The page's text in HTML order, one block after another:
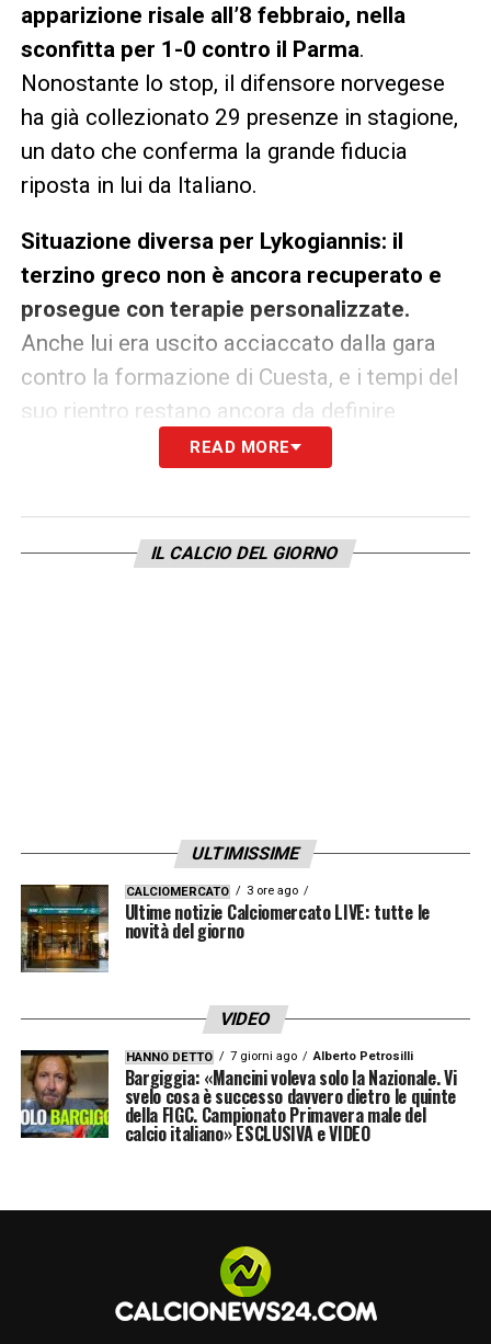
apparizione risale all’8 febbraio, nella
sconfitta per 1-0 contro il Parma.
Nonostante lo stop, il difensore norvegese
ha già collezionato 29 presenze in stagione,
un dato che conferma la grande fiducia
riposta in lui da Italiano.
Situazione diversa per Lykogiannis: il
terzino greco non è ancora recuperato e
prosegue con terapie personalizzate.
Anche lui era uscito acciaccato dalla gara
contro la formazione di Cuesta, e i tempi del
suo rientro restano ancora da definire
READ MORE
IL CALCIO DEL GIORNO
ULTIMISSIME
CALCIOMERCATO 3 ore ago
Ultime notizie Calciomercato LIVE: tutte le
novità del giorno
VIDEO
HANNO DETTO 7 giorni ago Alberto Petrosilli
Bargiggia: «Mancini voleva solo la Nazionale. Vi
svelo cosa è successo davvero dietro le quinte
della FIGC. Campionato Primavera male del
calcio italiano» ESCLUSIVA e VIDEO